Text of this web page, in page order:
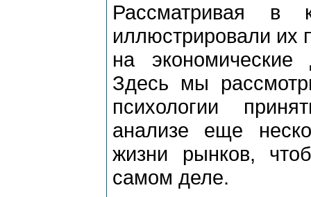
Рассматривая в
иллюстрировали их
на
Здесь мы
психологии
анализе еще
жизни рынков,
самом деле.